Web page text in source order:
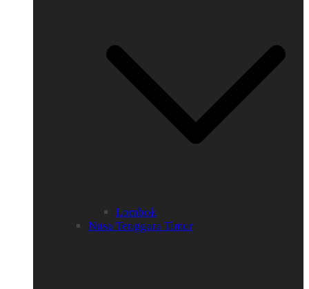
Lombok
Nusa Tenggara Timur